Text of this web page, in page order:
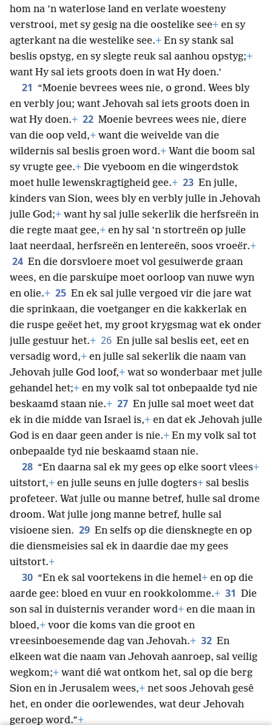
hom na ’n waterlose land en verlate woesteny
verstrooi, met sy gesig na die oostelike see+ en sy
agterkant na die westelike see.+ En sy stank sal
beslis opstyg, en sy slegte reuk sal aanhou opstyg;+
want Hy sal iets groots doen in wat Hy doen.’
21 “Moenie bevrees wees nie, o grond. Wees bly
en verbly jou; want Jehovah sal iets groots doen in
wat Hy doen.+ 22 Moenie bevrees wees nie, diere
van die oop veld,+ want die weivelde van die
wildernis sal beslis groen word.+ Want die boom sal
sy vrugte gee.+ Die vyeboom en die wingerdstok
moet hulle lewenskragtigheid gee.+ 23 En julle,
kinders van Sion, wees bly en verbly julle in Jehovah
julle God;+ want hy sal julle sekerlik die herfsreën in
die regte maat gee,+ en hy sal ’n stortreën op julle
laat neerdaal, herfsreën en lentereën, soos vroeër.+
24 En die dorsvloere moet vol gesuiwerde graan
wees, en die parskuipe moet oorloop van nuwe wyn
en olie.+ 25 En ek sal julle vergoed vir die jare wat
die sprinkaan, die voetganger en die kakkerlak en
die ruspe geëet het, my groot krygsmag wat ek onder
julle gestuur het.+ 26 En julle sal beslis eet, eet en
versadig word,+ en julle sal sekerlik die naam van
Jehovah julle God loof,+ wat so wonderbaar met julle
gehandel het;+ en my volk sal tot onbepaalde tyd nie
beskaamd staan nie.+ 27 En julle sal moet weet dat
ek in die midde van Israel is,+ en dat ek Jehovah julle
God is en daar geen ander is nie.+ En my volk sal tot
onbepaalde tyd nie beskaamd staan nie.
28 “En daarna sal ek my gees op elke soort vlees+
uitstort,+ en julle seuns en julle dogters+ sal beslis
profeteer. Wat julle ou manne betref, hulle sal drome
droom. Wat julle jong manne betref, hulle sal
visioene sien. 29 En selfs op die diensknegte en op
die diensmeisies sal ek in daardie dae my gees
uitstort.+
30 “En ek sal voortekens in die hemel+ en op die
aarde gee: bloed en vuur en rookkolomme.+ 31 Die
son sal in duisternis verander word+ en die maan in
bloed,+ voor die koms van die groot en
vreesinboesemende dag van Jehovah.+ 32 En
elkeen wat die naam van Jehovah aanroep, sal veilig
wegkom;+ want dié wat ontkom het, sal op die berg
Sion en in Jerusalem wees,+ net soos Jehovah gesê
het, en onder die oorlewendes, wat deur Jehovah
geroep word.”+